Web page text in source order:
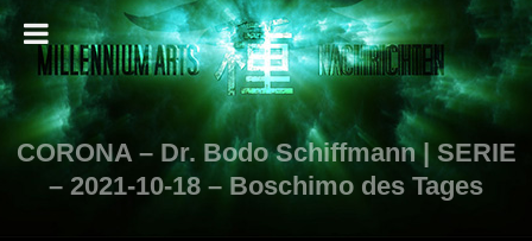
CORONA – Dr. Bodo Schiffmann | SERIE
– 2021-10-18 – Boschimo des Tages